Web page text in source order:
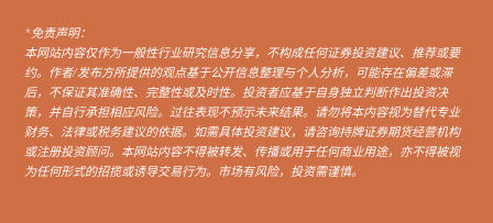
*免责声明：
本网站内容仅作为一般性行业研究信息分享，不构成任何证券投资建议、推荐或要
约。作者/发布方所提供的观点基于公开信息整理与个人分析，可能存在偏差或滞
后，不保证其准确性、完整性或及时性。投资者应基于自身独立判断作出投资决
策，并自行承担相应风险。过往表现不预示未来结果。请勿将本内容视为替代专业
财务、法律或税务建议的依据。如需具体投资建议，请咨询持牌证券期货经营机构
或注册投资顾问。本网站内容不得被转发、传播或用于任何商业用途，亦不得被视
为任何形式的招揽或诱导交易行为。市场有风险，投资需谨慎。